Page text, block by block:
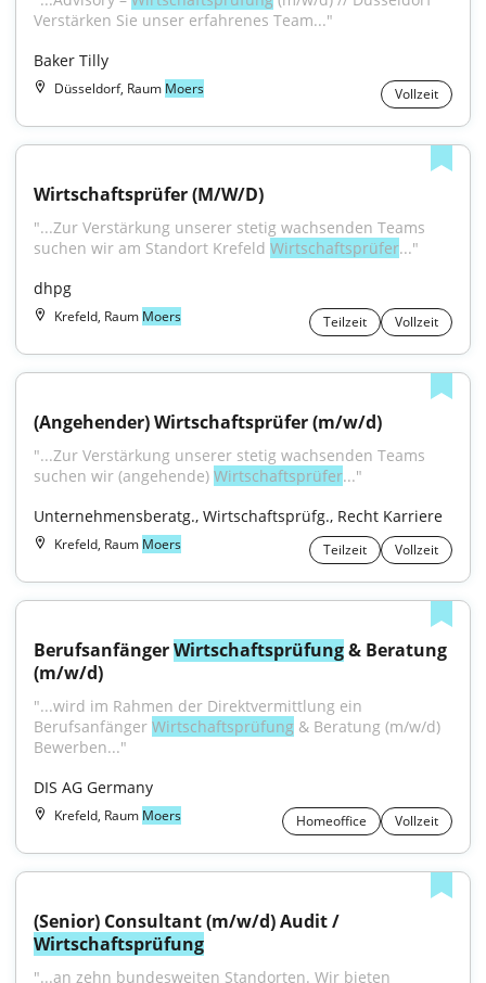
Verstärken Sie unser erfahrenes Team..."
Baker Tilly
Düsseldorf, Raum Moers Vollzeit
Wirtschaftsprüfer (M/W/D)
"...Zur Verstärkung unserer stetig wachsenden Teams
suchen wir am Standort Krefeld Wirtschaftsprüfer..."
dhpg
Krefeld, Raum Moers Teilzeit Vollzeit
(Angehender) Wirtschaftsprüfer (m/w/d)
"...Zur Verstärkung unserer stetig wachsenden Teams
suchen wir (angehende) Wirtschaftsprüfer..."
Unternehmensberatg., Wirtschaftsprüfg., Recht Karriere
Krefeld, Raum Moers Teilzeit Vollzeit
Berufsanfänger Wirtschaftsprüfung & Beratung
(m/w/d)
"...wird im Rahmen der Direktvermittlung ein
Berufsanfänger Wirtschaftsprüfung & Beratung (m/w/d)
Bewerben..."
DIS AG Germany
Krefeld, Raum Moers Homeoffice Vollzeit
Wirtschaftsprüfung
"...an zehn bundesweiten Standorten. Wir bieten